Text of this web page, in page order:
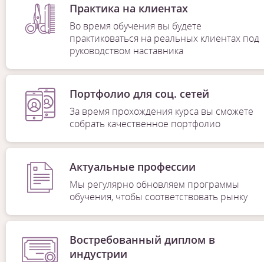
Практика на клиентах
Во время обучения вы будете
практиковаться на реальных клиентах под
руководством наставника
Портфолио для соц. сетей
За время прохождения курса вы сможете
собрать качественное портфолио
Актуальные профессии
Мы регулярно обновляем программы
обучения, чтобы соответствовать рынку
Востребованный диплом в
индустрии